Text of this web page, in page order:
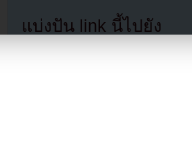
แบ่งปัน link นี้ไปยัง